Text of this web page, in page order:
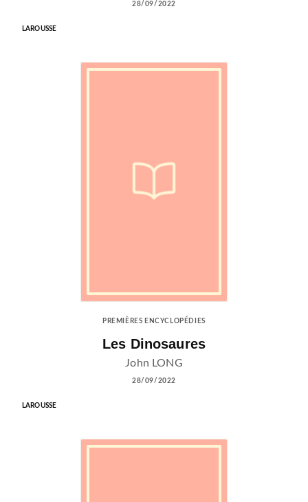
28/09/2022
LAROUSSE
PREMIÈRES ENCYCLOPÉDIES
Les Dinosaures
John LONG
28/09/2022
LAROUSSE